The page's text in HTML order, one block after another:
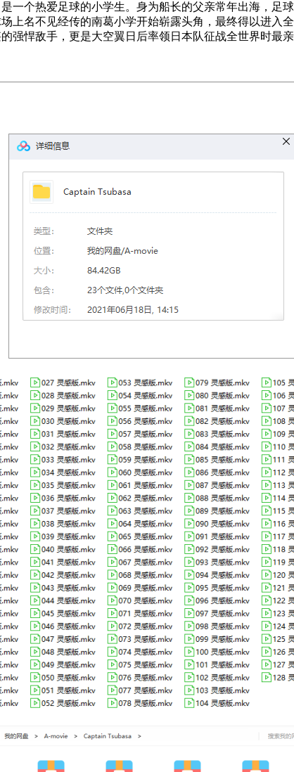
一个热爱足球的小学生。身为船长的父亲常年出海，足
上名不见经传的南葛小学开始崭露头角，最终得以进入
强悍敌手，更是大空翼日后率领日本队征战全世界时